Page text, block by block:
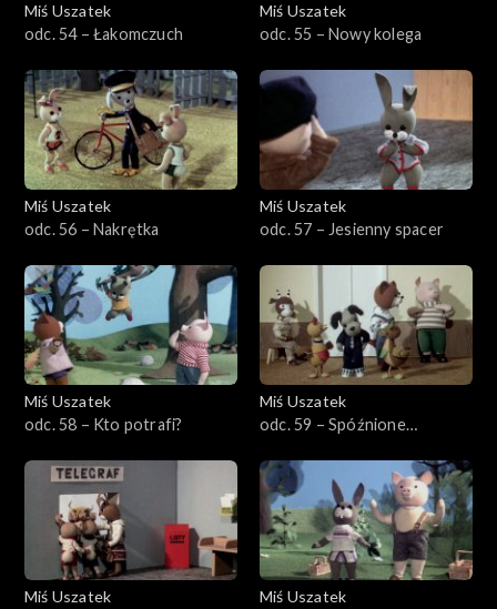
Miś Uszatek
odc. 54 – Łakomczuch
Miś Uszatek
odc. 55 – Nowy kolega
Miś Uszatek
odc. 56 – Nakrętka
Miś Uszatek
odc. 57 – Jesienny spacer
Miś Uszatek
odc. 58 – Kto potrafi?
Miś Uszatek
odc. 59 – Spóźnione
Miś Uszatek
Miś Uszatek